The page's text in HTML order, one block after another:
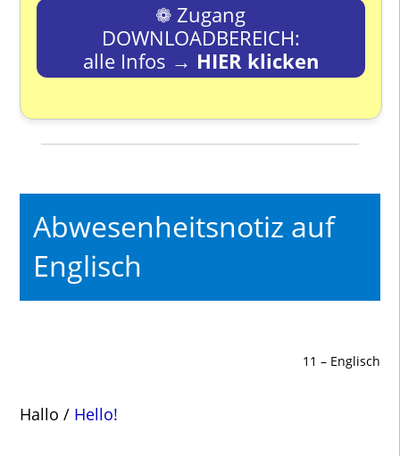
❁ Zugang
DOWNLOADBEREICH:
alle Infos → HIER klicken
Abwesenheitsnotiz auf
Englisch
11 – Englisch
Hallo / Hello!